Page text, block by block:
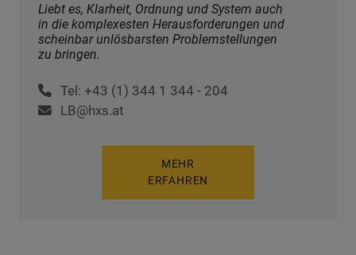
Liebt es, Klarheit, Ordnung und System auch
in die komplexesten Herausforderungen und
scheinbar unlösbarsten Problemstellungen
zu bringen.
Tel: +43 (1) 344 1 344 - 204
LB@hxs.at
MEHR
ERFAHREN